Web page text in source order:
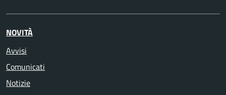
NOVITÀ
Avvisi
Comunicati
Notizie